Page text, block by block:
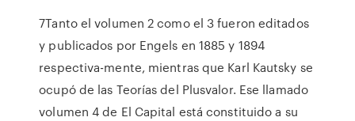
7Tanto el volumen 2 como el 3 fueron editados
y publicados por Engels en 1885 y 1894
respectiva-mente, mientras que Karl Kautsky se
ocupó de las Teorías del Plusvalor. Ese llamado
volumen 4 de El Capital está constituido a su